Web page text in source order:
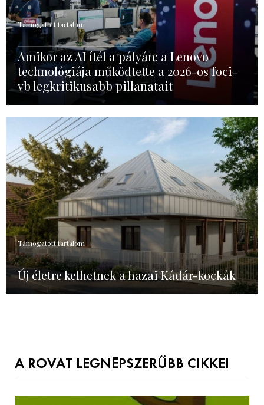
Támogatott tartalom
Amikor az AI ítél a pályán: a Lenovo
technológiája működtette a 2026-os foci-
vb legkritikusabb pillanatait
Támogatott tartalom
Új életre kelhetnek a hazai Kádár-kockák
A ROVAT LEGNÉPSZERŰBB CIKKEI